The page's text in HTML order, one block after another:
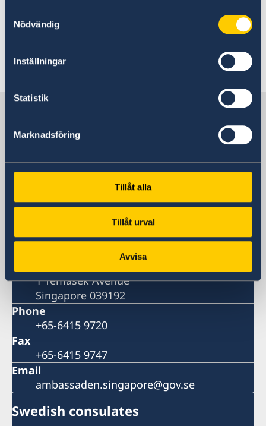
Nödvändig
Inställningar
Statistik
Marknadsföring
Tillåt alla
Tillåt urval
Avvisa
Prime Minister Ulf Kristersson presented
changes to the Government - Government.se
Last updated 12 Sep 2024, 11.45 AM
Visiting address
#14-03 Millenia Tower
1 Temasek Avenue
Singapore 039192
Postal address
Embassy of Sweden
1 Temasek Avenue
Singapore 039192
Phone
+65-6415 9720
Fax
+65-6415 9747
Email
ambassaden.singapore@gov.se
Swedish consulates